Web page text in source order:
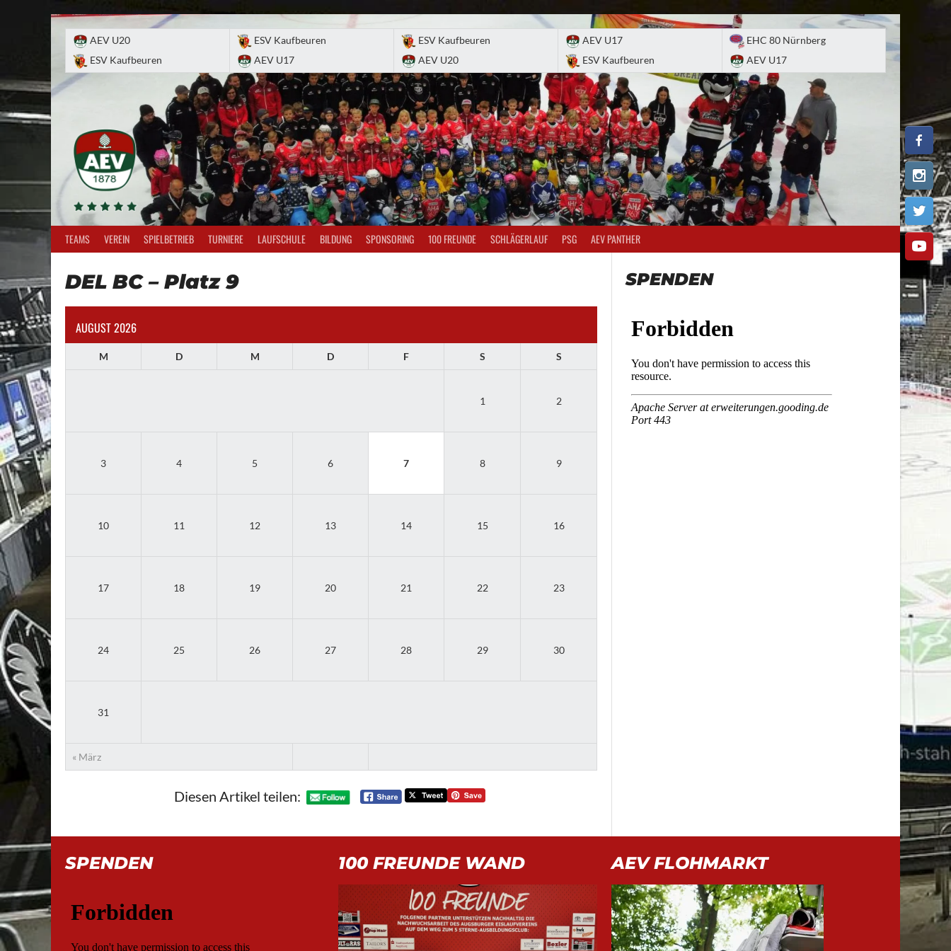
AEV U20
ESV Kaufbeuren
ESV Kaufbeuren
AEV U17
ESV Kaufbeuren
AEV U20
AEV U17
ESV Kaufbeuren
EHC 80 Nürnberg
AEV U17
TEAMS VEREIN SPIELBETRIEB TURNIERE LAUFSCHULE BILDUNG SPONSORING 100 FREUNDE SCHLÄGERLAUF PSG AEV PANTHER
DEL BC – Platz 9
AUGUST 2026
M D M D F S S
« März
1 2
3 4 5 6 7 8 9
10 11 12 13 14 15 16
17 18 19 20 21 22 23
24 25 26 27 28 29 30
31
Diesen Artikel teilen:
SPENDEN
SPENDEN 100 FREUNDE WAND AEV FLOHMARKT